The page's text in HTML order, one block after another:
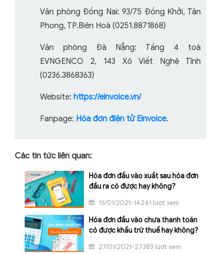
Văn phòng Đồng Nai: 93/75 Đồng Khởi, Tân
Phong, TP.Biên Hoà (0251.8871868)
Văn phòng Đà Nẵng: Tầng 4 toà
EVNGENCO 2, 143 Xô Viết Nghệ Tĩnh
(0236.3868363)
Website: https://einvoice.vn/
Fanpage: Hóa đơn điện tử Einvoice.
Các tin tức liên quan:
Hóa đơn đầu vào xuất sau hóa đơn
đầu ra có được hay không?
15/01/2021-14241 lượt xem
Hóa đơn đầu vào chưa thanh toán
có được khấu trừ thuế hay không?
27/01/2021-27383 lượt xem